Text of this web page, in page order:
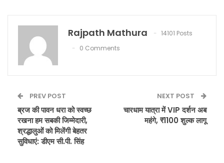
Rajpath Mathura
14101 Posts
0 Comments
PREV POST
ब्रज की पावन धरा को स्वच्छ
रखना हम सबकी जिम्मेदारी,
श्रद्धालुओं को मिलेंगी बेहतर
सुविधाएं: डीएम सी.पी. सिंह
NEXT POST
चारधाम यात्रा में VIP दर्शन अब
महंगे, ₹1100 शुल्क लागू